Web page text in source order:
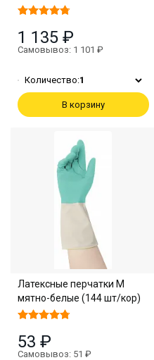
1 135 ₽
Самовывоз: 1 101 ₽
Количество:1
В корзину
Латексные перчатки M
мятно-белые (144 шт/кор)
53 ₽
Самовывоз: 51 ₽